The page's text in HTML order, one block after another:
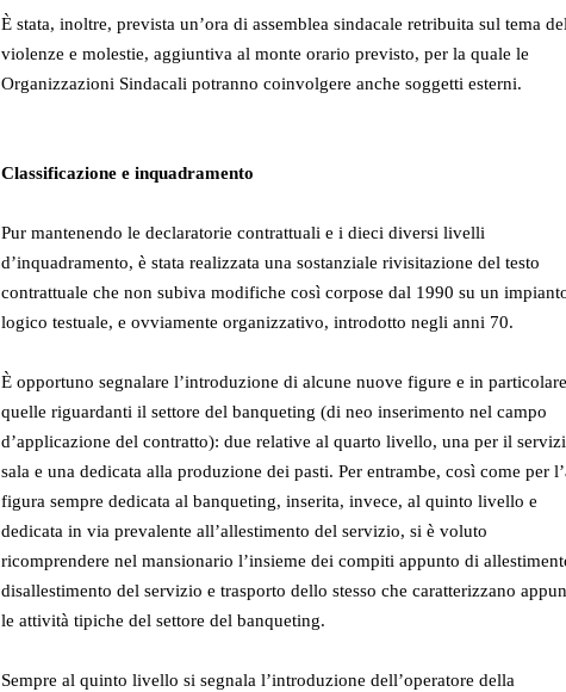
È stata, inoltre, prevista un’ora di assemblea sindacale retribuita sul tema
violenze e molestie, aggiuntiva al monte orario previsto, per la quale le
Organizzazioni Sindacali potranno coinvolgere anche soggetti esterni.
Classificazione e inquadramento
Pur mantenendo le declaratorie contrattuali e i dieci diversi livelli
d’inquadramento, è stata realizzata una sostanziale rivisitazione del testo
contrattuale che non subiva modifiche così corpose dal 1990 su un
logico testuale, e ovviamente organizzativo, introdotto negli anni 70.
È opportuno segnalare l’introduzione di alcune nuove figure e in particolare
quelle riguardanti il settore del banqueting (di neo inserimento nel campo
d’applicazione del contratto): due relative al quarto livello, una per il
sala e una dedicata alla produzione dei pasti. Per entrambe, così come per
figura sempre dedicata al banqueting, inserita, invece, al quinto livello e
dedicata in via prevalente all’allestimento del servizio, si è voluto
ricomprendere nel mansionario l’insieme dei compiti appunto di
disallestimento del servizio e trasporto dello stesso che caratterizzano
le attività tipiche del settore del banqueting.
Sempre al quinto livello si segnala l’introduzione dell’operatore della